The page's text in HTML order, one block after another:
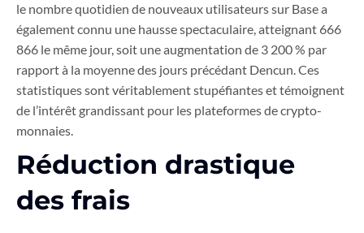
le nombre quotidien de nouveaux utilisateurs sur Base a
également connu une hausse spectaculaire, atteignant 666
866 le même jour, soit une augmentation de 3 200 % par
rapport à la moyenne des jours précédant Dencun. Ces
statistiques sont véritablement stupéfiantes et témoignent
de l’intérêt grandissant pour les plateformes de crypto-
monnaies.
Réduction drastique
des frais